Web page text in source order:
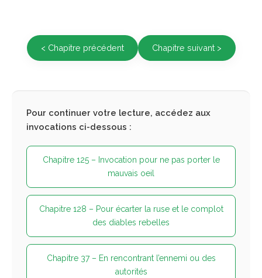
< Chapitre précédent Chapitre suivant >
Pour continuer votre lecture, accédez aux
invocations ci-dessous :
Chapitre 125 – Invocation pour ne pas porter le
mauvais oeil
Chapitre 128 – Pour écarter la ruse et le complot
des diables rebelles
Chapitre 37 – En rencontrant l’ennemi ou des
autorités